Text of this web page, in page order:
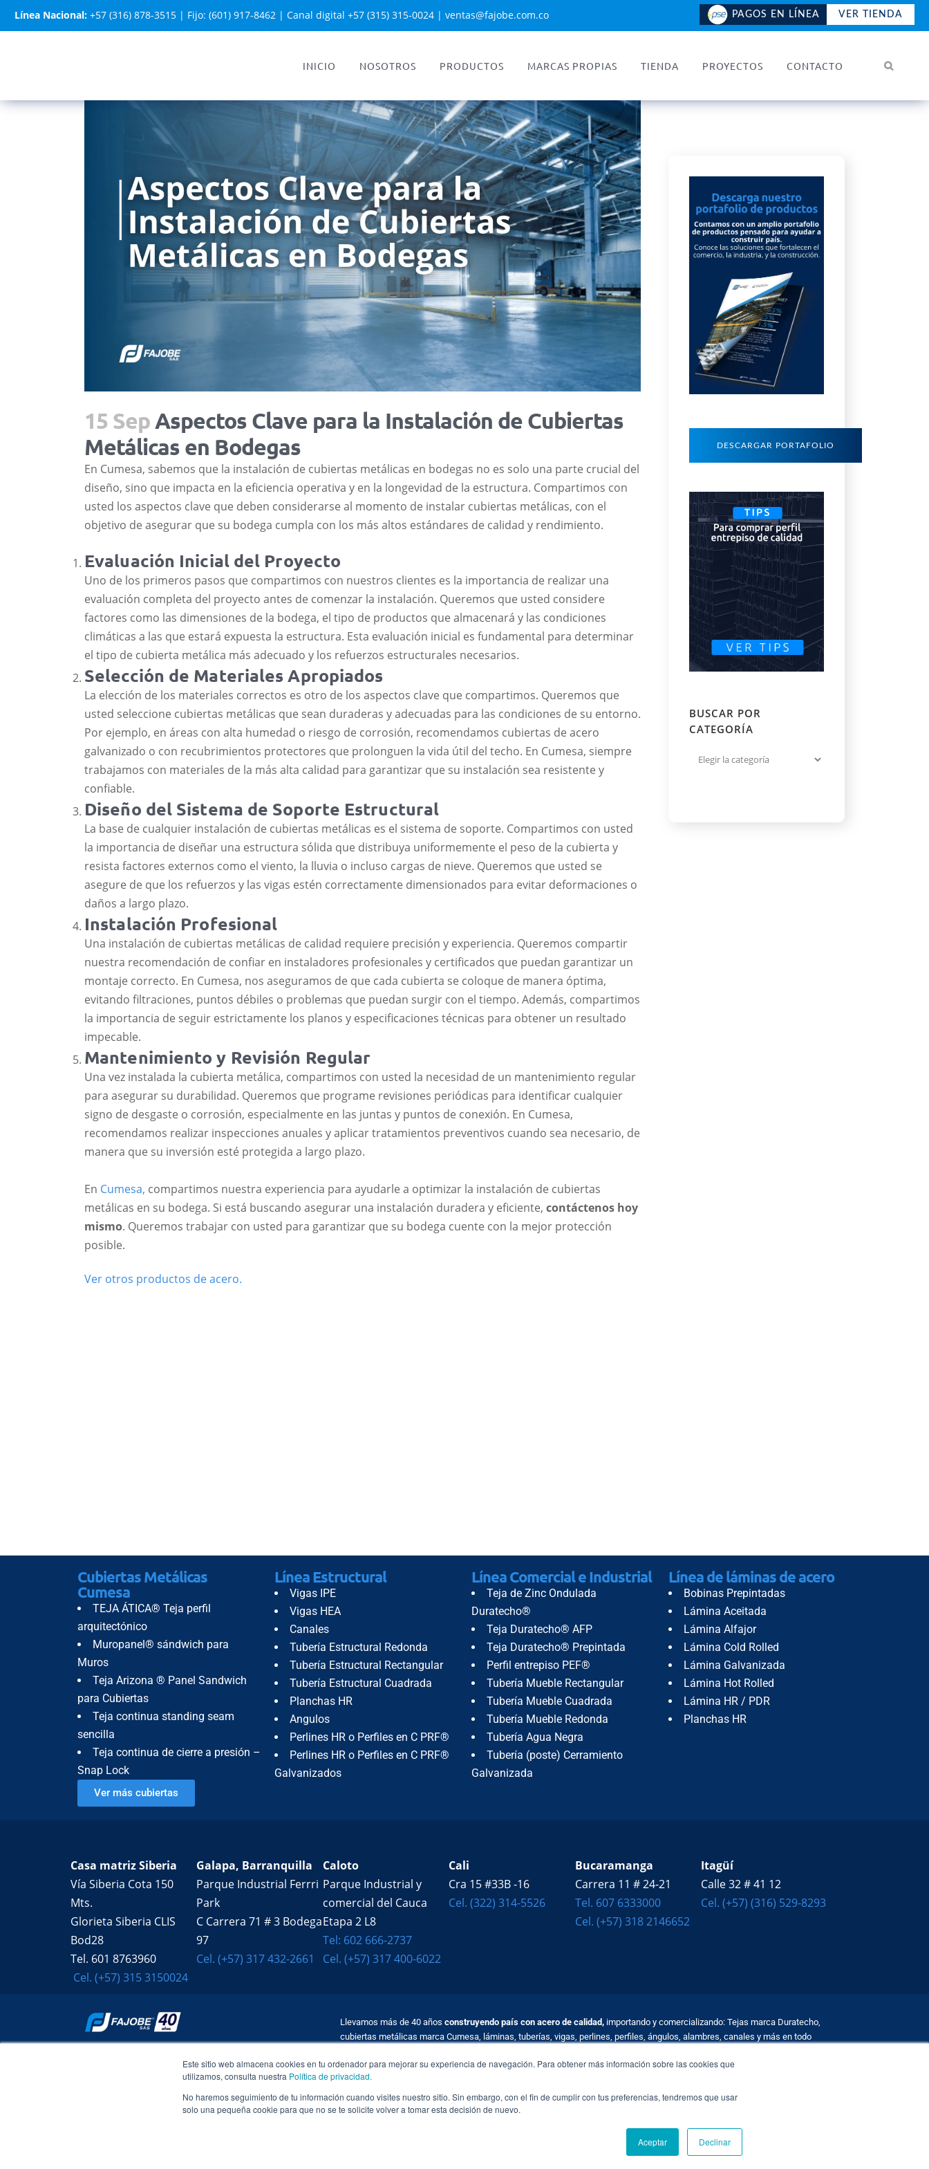
Este sitio web almacena cookies en tu ordenador para mejorar su experiencia de navegación. Para obtener más información sobre las cookies que
utilizamos, consulta nuestra Política de privacidad.
No haremos seguimiento de tu información cuando visites nuestro sitio. Sin embargo, con el fin de cumplir con tus preferencias, tendremos que usar
solo una pequeña cookie para que no se te solicite volver a tomar esta decisión de nuevo.
Aceptar Declinar
Línea Nacional: +57 (316) 878-3515 | Fijo: (601) 917-8462 | Canal digital +57 (315) 315-0024 | ventas@fajobe.com.co PAGOS EN LÍNEA VER TIENDA
INICIO NOSOTROS PRODUCTOS
TEJA ÁTICA® TEJA PERFIL
ARQUITECTÓNICO
MUROPANEL® SÁNDWICH PARA
MUROS
TEJA ARIZONA® PANEL SANDWICH
PARA CUBIERTAS
TEJA CONTINUA STANDING SEAM
SENCILLA
TEJA CONTINUA DE CIERRE A
PRESIÓN – SNAP LOCK
TEJA ARIZONA® PANEL SÁNDWICH
PARA CUBIERTAS
VER CUBIERTAS METÁLICAS
VIGAS HEA
CANALES
TUBERÍA ESTRUCTURAL REDONDA
TUBERÍA ESTRUCTURAL CUADRADA
PLANCHAS HR
ANGULOS
PERLINES HR O PERFILES EN C PRF®
TEJA DE ZINC ONDULADA
TEJA DURATECHO® PREPINTADA
PERFIL ENTREPISO PEF®
TUBERÍA MUEBLE RECTANGULAR
TUBERÍA MUEBLE REDONDA
TUBERÍA AGUA NEGRA
TUBERÍA (POSTE) CERRAMIENTO
GALVANIZADA
LÁMINA ACEITADA
LÁMINA ALFAJOR
LÁMINA HOT ROLLED
LÁMINA HR / PDR
MARCAS PROPIAS TIENDA PROYECTOS CONTACTO
15 SepAspectos Clave para la Instalación de Cubiertas
Metálicas en Bodegas
En Cumesa, sabemos que la instalación de cubiertas metálicas en bodegas no es solo una parte crucial del
diseño, sino que impacta en la eficiencia operativa y en la longevidad de la estructura. Compartimos con
usted los aspectos clave que deben considerarse al momento de instalar cubiertas metálicas, con el
objetivo de asegurar que su bodega cumpla con los más altos estándares de calidad y rendimiento.
Evaluación Inicial del Proyecto
Uno de los primeros pasos que compartimos con nuestros clientes es la importancia de realizar una
evaluación completa del proyecto antes de comenzar la instalación. Queremos que usted considere
factores como las dimensiones de la bodega, el tipo de productos que almacenará y las condiciones
climáticas a las que estará expuesta la estructura. Esta evaluación inicial es fundamental para determinar
el tipo de cubierta metálica más adecuado y los refuerzos estructurales necesarios.
Selección de Materiales Apropiados
La elección de los materiales correctos es otro de los aspectos clave que compartimos. Queremos que
usted seleccione cubiertas metálicas que sean duraderas y adecuadas para las condiciones de su entorno.
Por ejemplo, en áreas con alta humedad o riesgo de corrosión, recomendamos cubiertas de acero
galvanizado o con recubrimientos protectores que prolonguen la vida útil del techo. En Cumesa, siempre
trabajamos con materiales de la más alta calidad para garantizar que su instalación sea resistente y
confiable.
Diseño del Sistema de Soporte Estructural
La base de cualquier instalación de cubiertas metálicas es el sistema de soporte. Compartimos con usted
la importancia de diseñar una estructura sólida que distribuya uniformemente el peso de la cubierta y
resista factores externos como el viento, la lluvia o incluso cargas de nieve. Queremos que usted se
asegure de que los refuerzos y las vigas estén correctamente dimensionados para evitar deformaciones o
daños a largo plazo.
Instalación Profesional
Una instalación de cubiertas metálicas de calidad requiere precisión y experiencia. Queremos compartir
nuestra recomendación de confiar en instaladores profesionales y certificados que puedan garantizar un
montaje correcto. En Cumesa, nos aseguramos de que cada cubierta se coloque de manera óptima,
evitando filtraciones, puntos débiles o problemas que puedan surgir con el tiempo. Además, compartimos
la importancia de seguir estrictamente los planos y especificaciones técnicas para obtener un resultado
impecable.
Mantenimiento y Revisión Regular
Una vez instalada la cubierta metálica, compartimos con usted la necesidad de un mantenimiento regular
para asegurar su durabilidad. Queremos que programe revisiones periódicas para identificar cualquier
signo de desgaste o corrosión, especialmente en las juntas y puntos de conexión. En Cumesa,
recomendamos realizar inspecciones anuales y aplicar tratamientos preventivos cuando sea necesario, de
manera que su inversión esté protegida a largo plazo.
En Cumesa, compartimos nuestra experiencia para ayudarle a optimizar la instalación de cubiertas
metálicas en su bodega. Si está buscando asegurar una instalación duradera y eficiente, contáctenos hoy
mismo. Queremos trabajar con usted para garantizar que su bodega cuente con la mejor protección
posible.
Ver otros productos de acero.
DESCARGAR PORTAFOLIO
BUSCAR POR
CATEGORÍA
Cubiertas Metálicas
Cumesa
TEJA ÁTICA® Teja perfil
arquitectónico
Muropanel® sándwich para
Muros
Teja Arizona ® Panel Sandwich
para Cubiertas
Teja continua standing seam
sencilla
Teja continua de cierre a presión –
Snap Lock
Ver más cubiertas
Línea Estructural
Vigas IPE
Vigas HEA
Canales
Tubería Estructural Redonda
Tubería Estructural Rectangular
Tubería Estructural Cuadrada
Planchas HR
Angulos
Perlines HR o Perfiles en C PRF®
Perlines HR o Perfiles en C PRF®
Galvanizados
Línea Comercial e Industrial
Teja de Zinc Ondulada
Duratecho®
Teja Duratecho® AFP
Teja Duratecho® Prepintada
Perfil entrepiso PEF®
Tubería Mueble Rectangular
Tubería Mueble Cuadrada
Tubería Mueble Redonda
Tubería Agua Negra
Tubería (poste) Cerramiento
Galvanizada
Línea de láminas de acero
Bobinas Prepintadas
Lámina Aceitada
Lámina Alfajor
Lámina Cold Rolled
Lámina Galvanizada
Lámina Hot Rolled
Lámina HR / PDR
Planchas HR
Casa matriz Siberia
Vía Siberia Cota 150
Mts.
Glorieta Siberia CLIS
Bod28
Tel. 601 8763960
Cel. (+57) 315 3150024
Galapa, Barranquilla
Parque Industrial Ferrri
Park
C Carrera 71 # 3 Bodega
97
Cel. (+57) 317 432-2661
Caloto
Parque Industrial y
comercial del Cauca
Etapa 2 L8
Tel: 602 666-2737
Cel. (+57) 317 400-6022
Cali
Cra 15 #33B -16
Cel. (322) 314-5526
Bucaramanga
Carrera 11 # 24-21
Tel. 607 6333000
Cel. (+57) 318 2146652
Itagüí
Calle 32 # 41 12
Cel. (+57) (316) 529-8293
Llevamos más de 40 años construyendo país con acero de calidad,importando y comercializando: Tejas marca Duratecho,
cubiertas metálicas marca Cumesa, láminas, tuberías, vigas, perlines, perfiles, ángulos, alambres, canales y más en todo
Copyrights © 2025 Todos los derechos reservados FAJOBE Código de ética|Políticas de Privacidad
Diseñado y desarrollado por
Estructurando MDV